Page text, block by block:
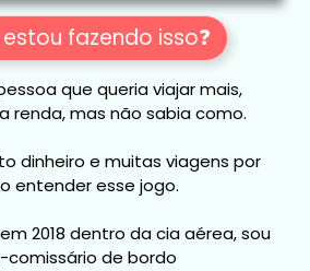
fazendo isso❓
que queria viajar mais,
renda, mas não sabia como.
dinheiro e muitas viagens por
entender esse jogo.
2018 dentro da cia aérea, sou
comissário de bordo